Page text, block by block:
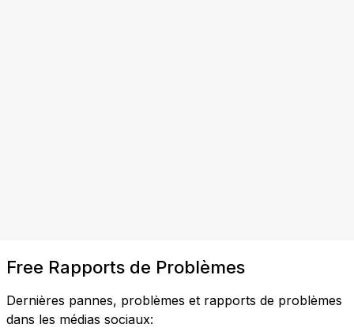
Free Rapports de Problèmes
Dernières pannes, problèmes et rapports de problèmes
dans les médias sociaux: